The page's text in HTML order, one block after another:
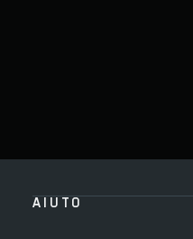
AIUTO